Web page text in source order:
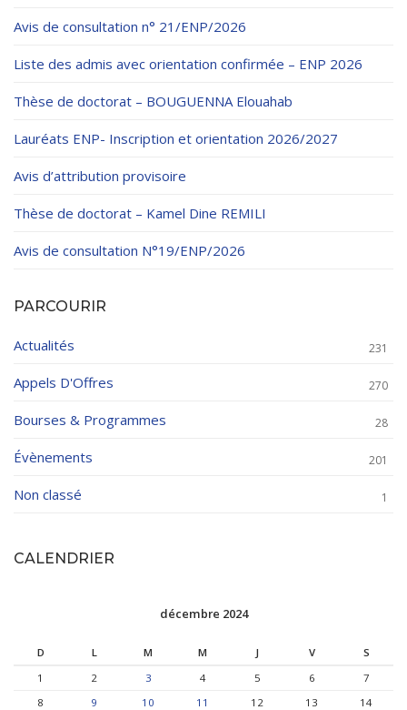
Avis de consultation n° 21/ENP/2026
Liste des admis avec orientation confirmée – ENP 2026
Thèse de doctorat – BOUGUENNA Elouahab
Lauréats ENP- Inscription et orientation 2026/2027
Avis d’attribution provisoire
Thèse de doctorat – Kamel Dine REMILI
Avis de consultation N°19/ENP/2026
PARCOURIR
Actualités 231
Appels D'Offres 270
Bourses & Programmes 28
Évènements 201
Non classé 1
CALENDRIER
décembre 2024
D L M M J V
S
1
2 3 4 5 6
7
8
9 10 11 12 13
14